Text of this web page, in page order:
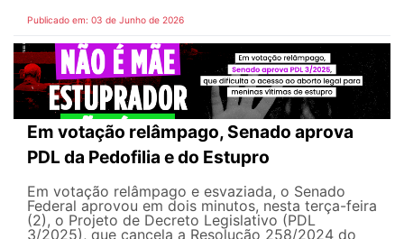
Publicado em: 03 de Junho de 2026
Em votação relâmpago, Senado aprova
PDL da Pedofilia e do Estupro
Em votação relâmpago e esvaziada, o Senado
Federal aprovou em dois minutos, nesta terça-feira
(2), o Projeto de Decreto Legislativo (PDL
3/2025), que cancela a Resolução 258/2024 do